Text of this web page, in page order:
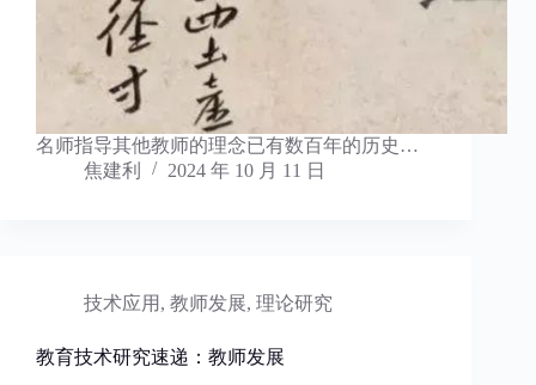
名师指导其他教师的理念已有数百年的历史…
焦建利
2024 年 10 月 11 日
技术应用 , 教师发展, 理论研究
教育技术研究速递：教师发展